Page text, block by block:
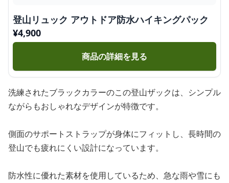
登山リュック アウトドア防水ハイキングパック
¥4,900
商品の詳細を見る
洗練されたブラックカラーのこの登山ザックは、シンプル
ながらもおしゃれなデザインが特徴です。
側面のサポートストラップが身体にフィットし、長時間の
登山でも疲れにくい設計になっています。
防水性に優れた素材を使用しているため、急な雨や雪にも